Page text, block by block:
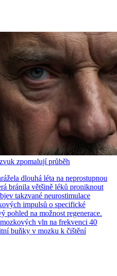
zpomalují průběh
dlouhá léta na neprostupnou
bránila většině léků proniknout
takzvané neurostimulace
impulsů o specifické
pohled na možnost regenerace.
vln na frekvenci 40
buňky v mozku k čištění